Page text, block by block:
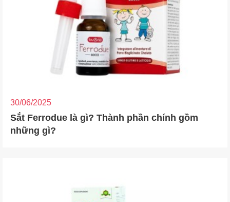
30/06/2025
Sắt Ferrodue là gì? Thành phần chính gồm
những gì?